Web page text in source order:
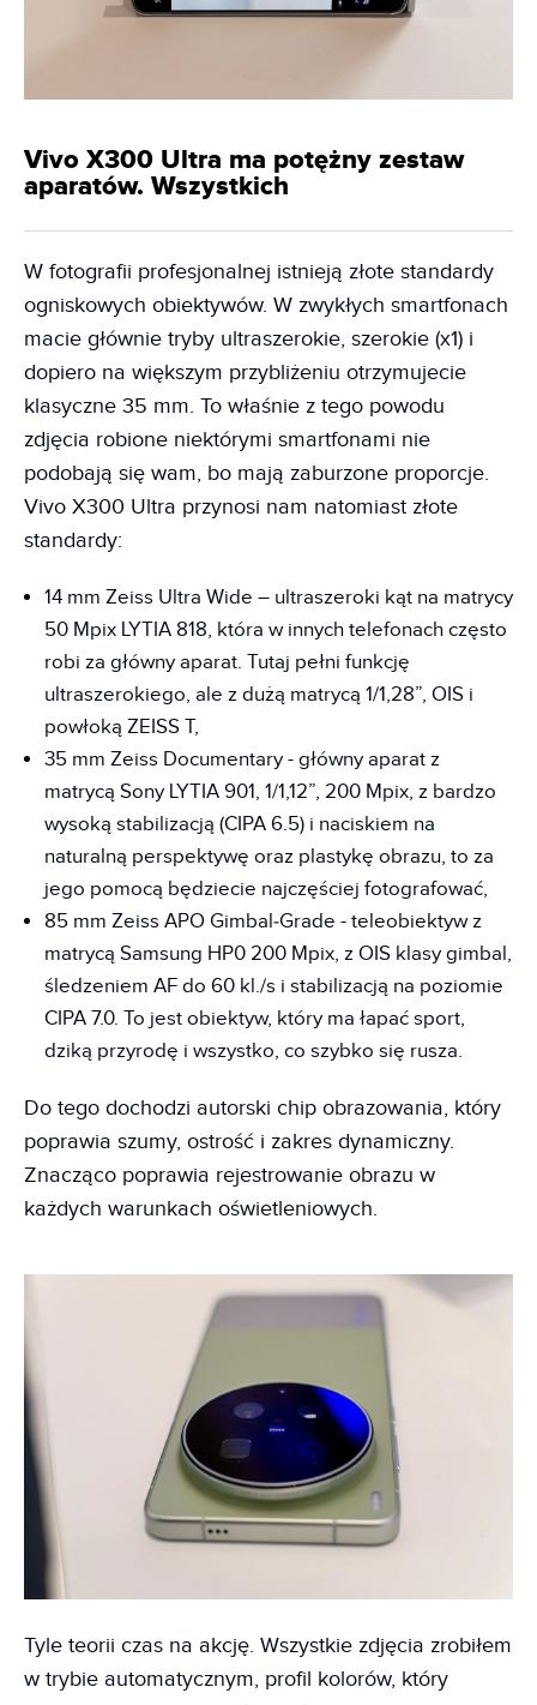
Vivo X300 Ultra ma potężny zestaw
aparatów. Wszystkich
W fotografii profesjonalnej istnieją złote standardy
ogniskowych obiektywów. W zwykłych smartfonach
macie głównie tryby ultraszerokie, szerokie (x1) i
dopiero na większym przybliżeniu otrzymujecie
klasyczne 35 mm. To właśnie z tego powodu
zdjęcia robione niektórymi smartfonami nie
podobają się wam, bo mają zaburzone proporcje.
Vivo X300 Ultra przynosi nam natomiast złote
standardy:
14 mm Zeiss Ultra Wide – ultraszeroki kąt na matrycy
50 Mpix LYTIA 818, która w innych telefonach często
robi za główny aparat. Tutaj pełni funkcję
ultraszerokiego, ale z dużą matrycą 1/1,28”, OIS i
powłoką ZEISS T,
35 mm Zeiss Documentary - główny aparat z
matrycą Sony LYTIA 901, 1/1,12”, 200 Mpix, z bardzo
wysoką stabilizacją (CIPA 6.5) i naciskiem na
naturalną perspektywę oraz plastykę obrazu, to za
jego pomocą będziecie najczęściej fotografować,
85 mm Zeiss APO Gimbal‑Grade - teleobiektyw z
matrycą Samsung HP0 200 Mpix, z OIS klasy gimbal,
śledzeniem AF do 60 kl./s i stabilizacją na poziomie
CIPA 7.0. To jest obiektyw, który ma łapać sport,
dziką przyrodę i wszystko, co szybko się rusza.
Do tego dochodzi autorski chip obrazowania, który
poprawia szumy, ostrość i zakres dynamiczny.
Znacząco poprawia rejestrowanie obrazu w
każdych warunkach oświetleniowych.
Tyle teorii czas na akcję. Wszystkie zdjęcia zrobiłem
w trybie automatycznym, profil kolorów, który